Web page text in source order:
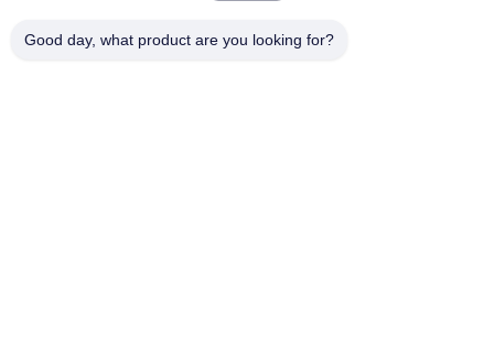
Téléphone
Good day, what product are you looking for?